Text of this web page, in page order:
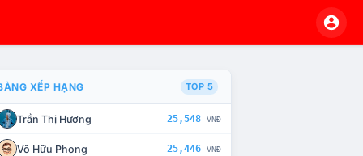
CHẾ TÀI XỬ LÝ VI PHẠM
XẾP HẠNG TOP 5
Trần Thị Hương 25,548 VNĐ
Võ Hữu Phong 25,446 VNĐ